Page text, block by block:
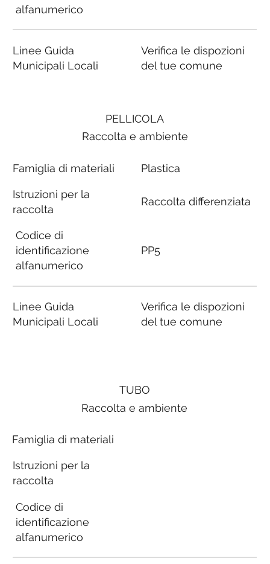
PELLICOLA
Raccolta e ambiente
Famiglia di materiali
Istruzioni per la
raccolta
Codice di
identificazione
alfanumerico
Linee Guida
Municipali Locali
Plastica
Raccolta differenziata
PP5
Verifica le dispozioni
del tue comune
alfanumerico
Linee Guida
Municipali Locali
Verifica le dispozioni
del tue comune
TUBO
Raccolta e ambiente
Famiglia di materiali
Istruzioni per la
raccolta
Codice di
identificazione
alfanumerico